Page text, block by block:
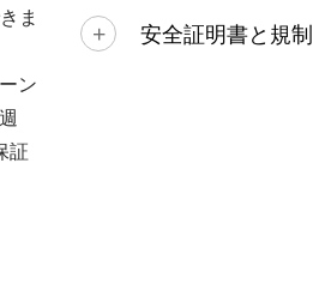
ま
ン
証
安全証明書と規制